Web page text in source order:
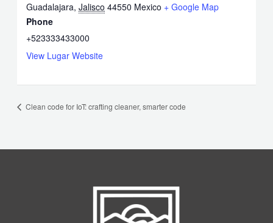
Guadalajara, Jalisco 44550 Mexico + Google Map
Phone
+523333433000
View Lugar Website
Clean code for IoT: crafting cleaner, smarter code